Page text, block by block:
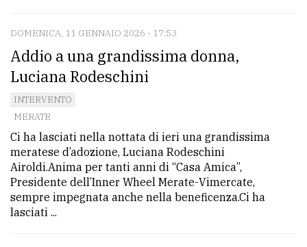
DOMENICA, 11 GENNAIO 2026 - 17:53
Addio a una grandissima donna,
Luciana Rodeschini
INTERVENTO
MERATE
Ci ha lasciati nella nottata di ieri una grandissima
meratese d’adozione, Luciana Rodeschini
Airoldi.Anima per tanti anni di “Casa Amica”,
Presidente dell’Inner Wheel Merate-Vimercate,
sempre impegnata anche nella beneficenza.Ci ha
lasciati ...